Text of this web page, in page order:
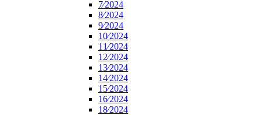
7⁄2024
8⁄2024
9⁄2024
10⁄2024
11⁄2024
12⁄2024
13⁄2024
14⁄2024
15⁄2024
16⁄2024
18⁄2024